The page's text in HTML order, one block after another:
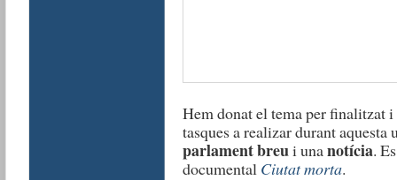
Hem donat el tema per finalitzat i
tasques a realizar durant aquesta
parlament breui unanotícia.
documental Ciutat morta.